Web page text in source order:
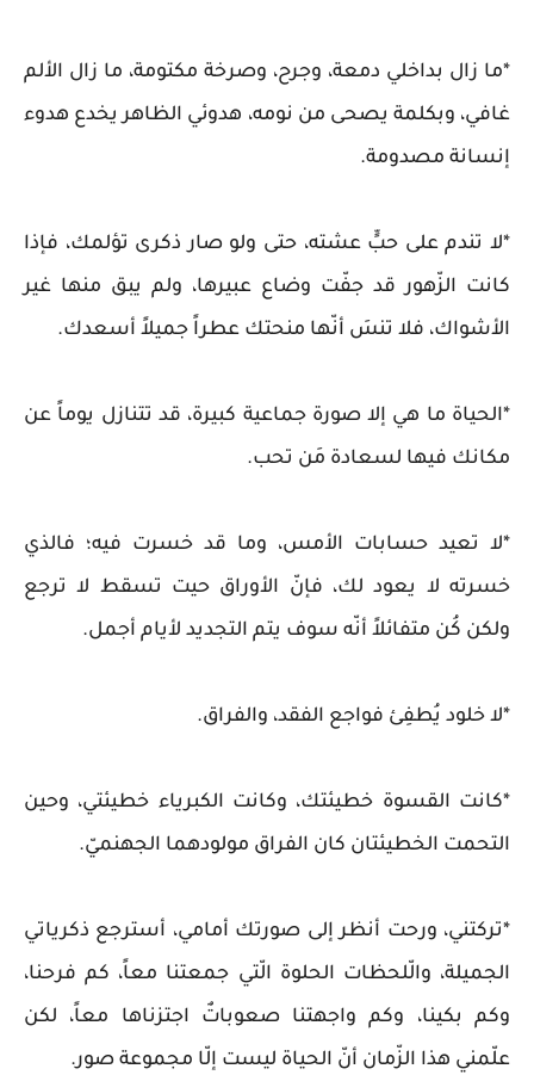
*ما زال بداخلي دمعة، وجرح، وصرخة مكتومة، ما زال الألم
غافي، وبكلمة يصحى من نومه، هدوئي الظاهر يخدع هدوء
إنسانة مصدومة.
*لا تندم على حبٍّ عشته، حتى ولو صار ذكرى تؤلمك، فإذا
كانت الزّهور قد جفّت وضاع عبيرها، ولم يبق منها غير
الأشواك، فلا تنسَ أنّها منحتك عطراً جميلاً أسعدك.
*الحياة ما هي إلا صورة جماعية كبيرة، قد تتنازل يوماً عن
مكانك فيها لسعادة مَن تحب.
*لا تعيد حسابات الأمس، وما قد خسرت فيه؛ فالذي
خسرته لا يعود لك، فإنّ الأوراق حيت تسقط لا ترجع
ولكن كُن متفائلاً أنّه سوف يتم التجديد لأيام أجمل.
*لا خلود يُطفِئ فواجع الفقد، والفراق.
*كانت القسوة خطيئتك، وكانت الكبرياء خطيئتي، وحين
التحمت الخطيئتان كان الفراق مولودهما الجهنميّ.
*تركتني، ورحت أنظر إلى صورتك أمامي، أسترجع ذكرياتي
الجميلة، والّلحظات الحلوة الّتي جمعتنا معاً، كم فرحنا،
وكم بكينا، وكم واجهتنا صعوباتٌ اجتزناها معاً، لكن
علّمني هذا الزّمان أنّ الحياة ليست إلّا مجموعة صور.